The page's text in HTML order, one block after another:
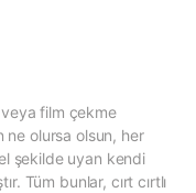
veya film çekme
ne olursa olsun, her
şekilde uyan kendi
Tüm bunlar, cırt cırtlı